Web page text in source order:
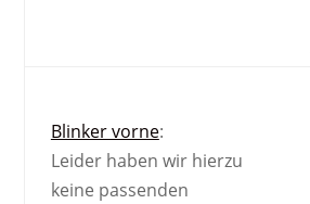
Blinker vorne:
Leider haben wir hierzu
keine passenden